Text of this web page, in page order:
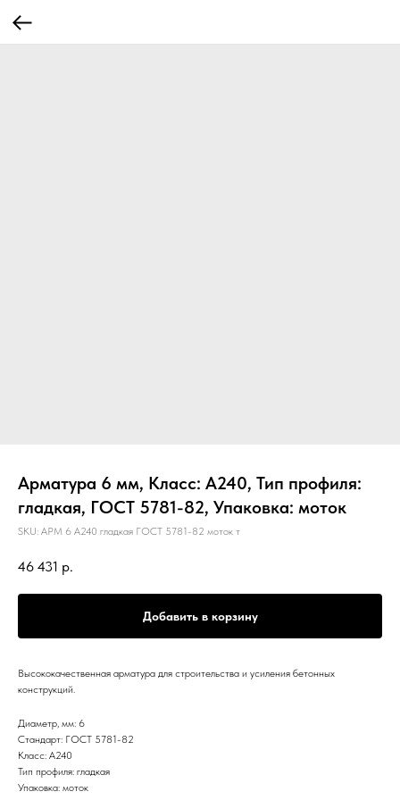
Арматура 6 мм, Класс: А240, Тип профиля:
гладкая, ГОСТ 5781-82, Упаковка: моток
SKU: АРМ 6 А240 гладкая ГОСТ 5781-82 моток т
46 431 р.
Добавить в корзину
Высококачественная арматура для строительства и усиления бетонных
конструкций.
Диаметр, мм: 6
Стандарт: ГОСТ 5781-82
Класс: А240
Тип профиля: гладкая
Упаковка: моток